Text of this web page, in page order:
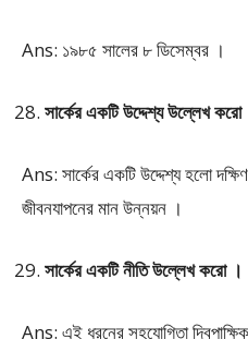
Ans: ১৯৮৫ সালের ৮ ডিসেম্বর ।
সার্কের একটি উদ্দেশ্য উল্লেখ
Ans: সার্কের একটি উদ্দেশ্য হলো
জীবনযাপনের মান উন্নয়ন ।
সার্কের একটি নীতি উল্লেখ করো ।
Ans: এই ধরনের সহযোগিতা